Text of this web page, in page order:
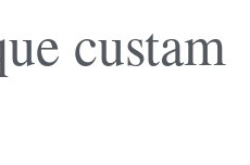
custam